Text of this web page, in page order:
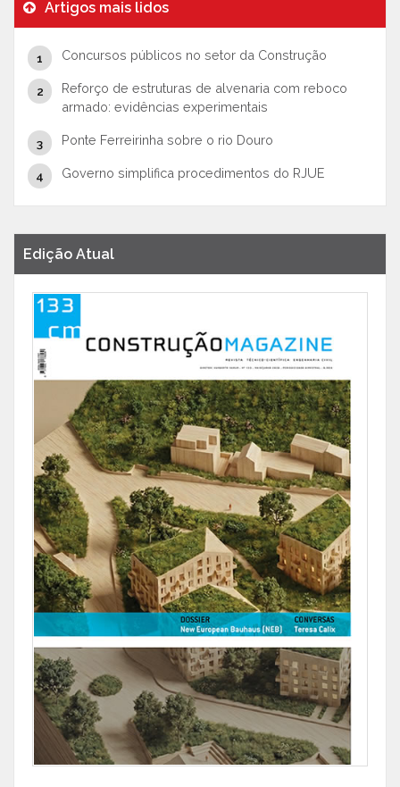
Artigos mais lidos
Concursos públicos no setor da Construção
Reforço de estruturas de alvenaria com reboco
armado: evidências experimentais
Ponte Ferreirinha sobre o rio Douro
Governo simplifica procedimentos do RJUE
Edição Atual